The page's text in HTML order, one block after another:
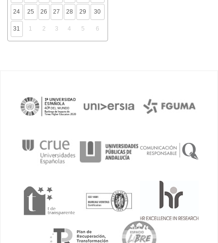
24 25 26 27 28 29 30
31 1 2 3 4 5 6